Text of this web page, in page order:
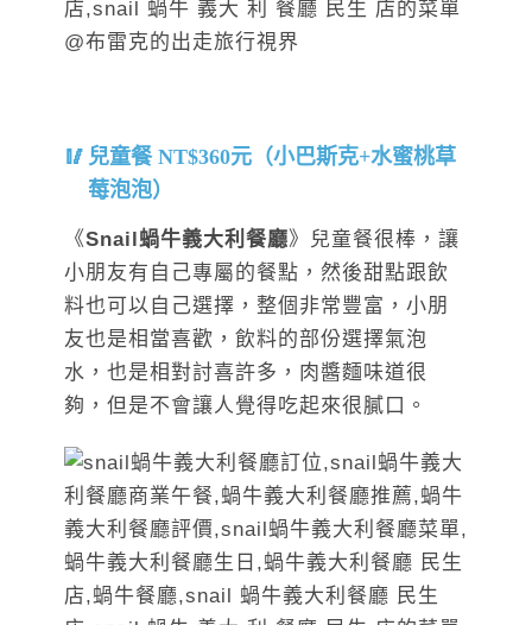
兒童餐 NT$360元（小巴斯克+水蜜桃草
莓泡泡）
《Snail蝸牛義大利餐廳》兒童餐很棒，讓
小朋友有自己專屬的餐點，然後甜點跟飲
料也可以自己選擇，整個非常豐富，小朋
友也是相當喜歡，飲料的部份選擇氣泡
水，也是相對討喜許多，肉醬麵味道很
夠，但是不會讓人覺得吃起來很膩口。